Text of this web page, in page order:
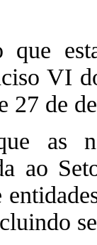
VI
27 de
as
ao